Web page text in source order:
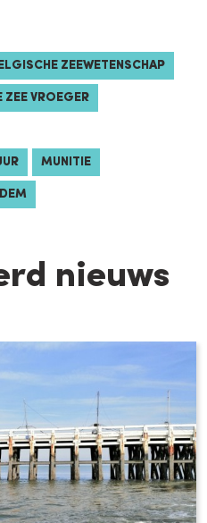
ZEEWETENSCHAP
ZEE VROEGER
MUNITIE
nieuws